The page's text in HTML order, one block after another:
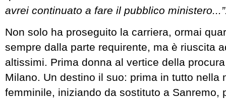
avrei continuato a fare il pubblico
Non solo ha proseguito la carriera, ormai
sempre dalla parte requirente, ma è riuscita
altissimi. Prima donna al vertice della
Milano. Un destino il suo: prima in tutto nella
femminile, iniziando da sostituto a Sanremo,